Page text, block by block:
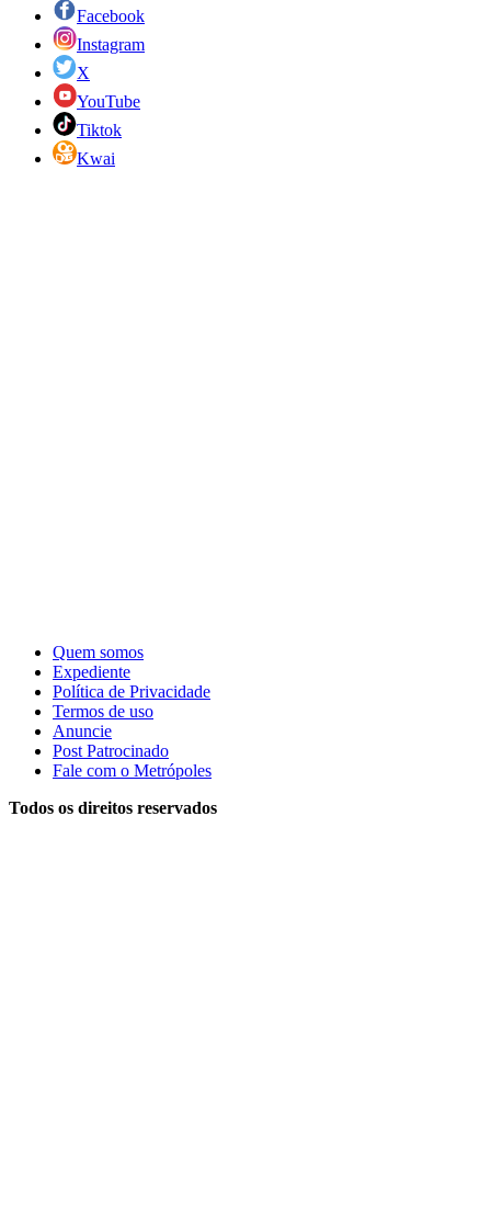
Facebook
Instagram
X
YouTube
Tiktok
Kwai
Quem somos
Expediente
Política de Privacidade
Termos de uso
Anuncie
Post Patrocinado
Fale com o Metrópoles
Todos os direitos reservados